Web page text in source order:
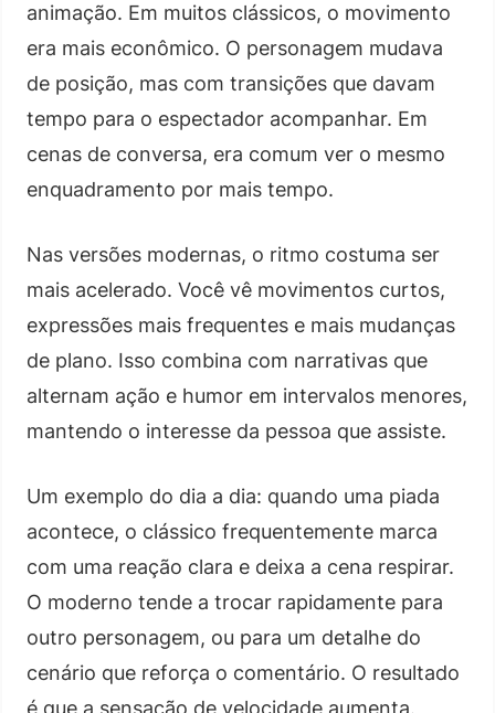
animação. Em muitos clássicos, o movimento
era mais econômico. O personagem mudava
de posição, mas com transições que davam
tempo para o espectador acompanhar. Em
cenas de conversa, era comum ver o mesmo
enquadramento por mais tempo.
Nas versões modernas, o ritmo costuma ser
mais acelerado. Você vê movimentos curtos,
expressões mais frequentes e mais mudanças
de plano. Isso combina com narrativas que
alternam ação e humor em intervalos menores,
mantendo o interesse da pessoa que assiste.
Um exemplo do dia a dia: quando uma piada
acontece, o clássico frequentemente marca
com uma reação clara e deixa a cena respirar.
O moderno tende a trocar rapidamente para
outro personagem, ou para um detalhe do
cenário que reforça o comentário. O resultado
é que a sensação de velocidade aumenta.